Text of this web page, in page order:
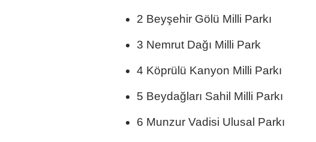
2 Beyşehir Gölü Milli Parkı
3 Nemrut Dağı Milli Park
4 Köprülü Kanyon Milli Parkı
5 Beydağları Sahil Milli Parkı
6 Munzur Vadisi Ulusal Parkı